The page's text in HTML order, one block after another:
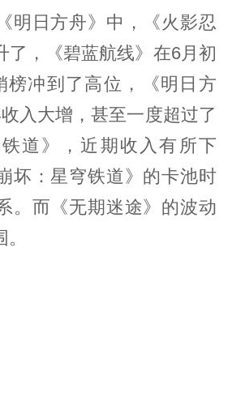
明日方舟》中，《火影忍
了，《碧蓝航线》在6月初
榜冲到了高位，《明日方
入大增，甚至一度超过了
铁道》，近期收入有所下
坏：星穹铁道》的卡池时
。而《无期迷途》的波动